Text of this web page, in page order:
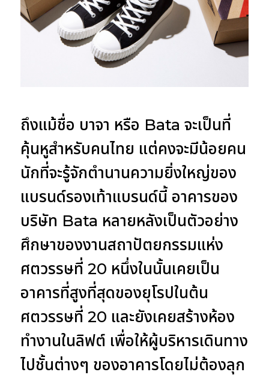
ถึงแม้ชื่อ บาจา หรือ Bata จะเป็นที่
คุ้นหูสำหรับคนไทย แต่คงจะมีน้อยคน
นักที่จะรู้จักตำนานความยิ่งใหญ่ของ
แบรนด์รองเท้าแบรนด์นี้ อาคารของ
บริษัท Bata หลายหลังเป็นตัวอย่าง
ศึกษาของงานสถาปัตยกรรมแห่ง
ศตวรรษที่ 20 หนึ่งในนั้นเคยเป็น
อาคารที่สูงที่สุดของยุโรปในต้น
ศตวรรษที่ 20 และยังเคยสร้างห้อง
ทำงานในลิฟต์ เพื่อให้ผู้บริหารเดินทาง
ไปชั้นต่างๆ ของอาคารโดยไม่ต้องลุก